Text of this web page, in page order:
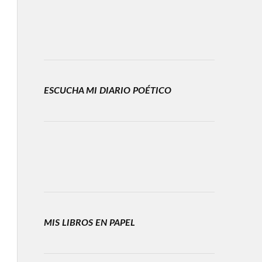
ESCUCHA MI DIARIO POÉTICO
MIS LIBROS EN PAPEL